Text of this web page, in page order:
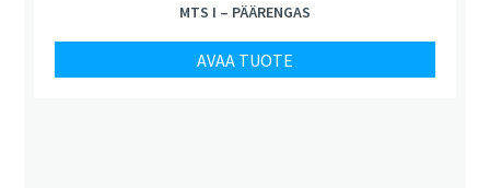
MTS I – PÄÄRENGAS
AVAA TUOTE